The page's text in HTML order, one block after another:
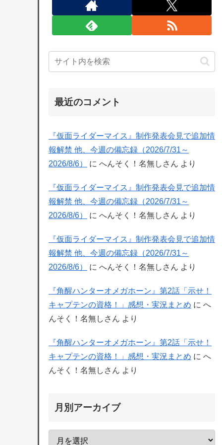
最近のコメント
『仮面ライダーマイス』制作発表会見で追加情
報解禁 他、今週の備忘録（2026/7/31～
2026/8/6）
に へんそく！名無しさん より
『仮面ライダーマイス』制作発表会見で追加情
報解禁 他、今週の備忘録（2026/7/31～
2026/8/6）
に へんそく！名無しさん より
『仮面ライダーマイス』制作発表会見で追加情
報解禁 他、今週の備忘録（2026/7/31～
2026/8/6）
に へんそく！名無しさん より
『角醒ハンターオメガホーン』第2話「示せ！
キャプテンの資格！」感想・実況まとめ に へ
んそく！名無しさん より
『角醒ハンターオメガホーン』第2話「示せ！
キャプテンの資格！」感想・実況まとめ に へ
んそく！名無しさん より
月別アーカイブ